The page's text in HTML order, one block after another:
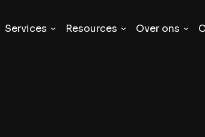
Services Resources Over ons